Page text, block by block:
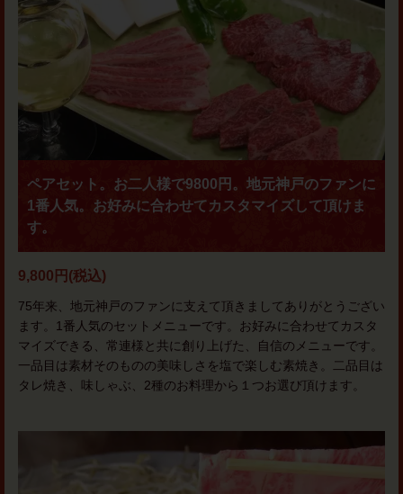
ペアセット。お二人様で9800円。地元神戸のファンに
1番人気。お好みに合わせてカスタマイズして頂けま
す。
9,800円 (税込)
75年来、地元神戸のファンに支えて頂きましてありがとうござい
ます。1番人気のセットメニューです。お好みに合わせてカスタ
マイズできる、常連様と共に創り上げた、自信のメニューです。
一品目は素材そのものの美味しさを塩で楽しむ素焼き。二品目は
タレ焼き、味しゃぶ、2種のお料理から１つお選び頂けます。